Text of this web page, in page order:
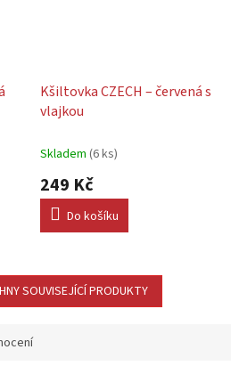
Kšiltovka CZECH – červená s
vlajkou
Skladem (6 ks)
249 Kč
Do košíku
SOUVISEJÍCÍ PRODUKTY